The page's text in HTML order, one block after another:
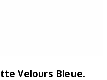
Velours Bleue.